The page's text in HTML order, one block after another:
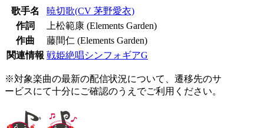
歌手名
暁切歌(CV 茅野愛衣)
作詞
上松範康 (Elements Garden)
作曲
藤間仁 (Elements Garden)
関連情報 戦姫絶唱シンフォギアG
※対象楽曲の最新の配信状況について、遷移先のサ
ービスにて十分にご確認のうえでご利用ください。